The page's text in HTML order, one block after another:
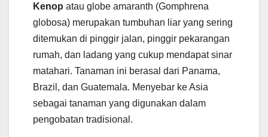
Kenop atau globe amaranth (Gomphrena
globosa) merupakan tumbuhan liar yang sering
ditemukan di pinggir jalan, pinggir pekarangan
rumah, dan ladang yang cukup mendapat sinar
matahari. Tanaman ini berasal dari Panama,
Brazil, dan Guatemala. Menyebar ke Asia
sebagai tanaman yang digunakan dalam
pengobatan tradisional.